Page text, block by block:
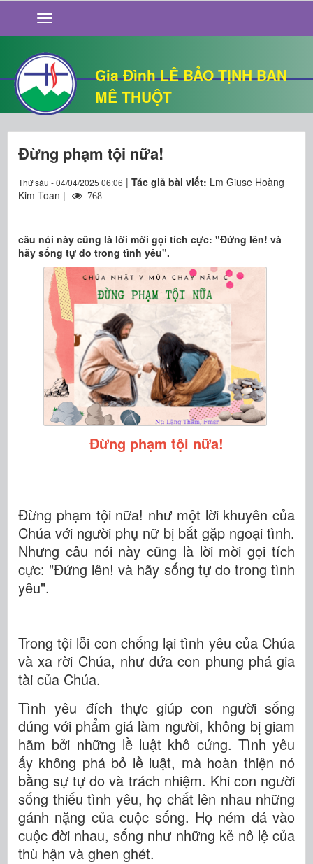
Gia Đình LÊ BẢO TỊNH BAN
MÊ THUỘT
GIỚI THIỆU
TIN TỨC
SỐNG ĐẠO
CHUYỆN NHÀ
QUÁN VĂN
THƯ GIÃN
Đừng phạm tội nữa!
Thứ sáu - 04/04/2025 06:06 | Tác giả bài viết: Lm Giuse Hoàng
Kim Toan |
768
câu nói này cũng là lời mời gọi tích cực: "Đứng lên! và
hãy sống tự do trong tình yêu".
Đừng phạm tội nữa!
Đừng phạm tội nữa! như một lời khuyên của
Chúa với người phụ nữ bị bắt gặp ngoại tình.
Nhưng câu nói này cũng là lời mời gọi tích
cực: "Đứng lên! và hãy sống tự do trong tình
yêu".
Trong tội lỗi con chống lại tình yêu của Chúa
và xa rời Chúa, như đứa con phung phá gia
tài của Chúa.
Tình yêu đích thực giúp con người sống
đúng với phẩm giá làm người, không bị giam
hãm bởi những lề luật khô cứng. Tình yêu
ấy không phá bỏ lề luật, mà hoàn thiện nó
bằng sự tự do và trách nhiệm. Khi con người
sống thiếu tình yêu, họ chất lên nhau những
gánh nặng của cuộc sống. Họ ném đá vào
cuộc đời nhau, sống như những kẻ nô lệ của
thù hận và ghen ghét.